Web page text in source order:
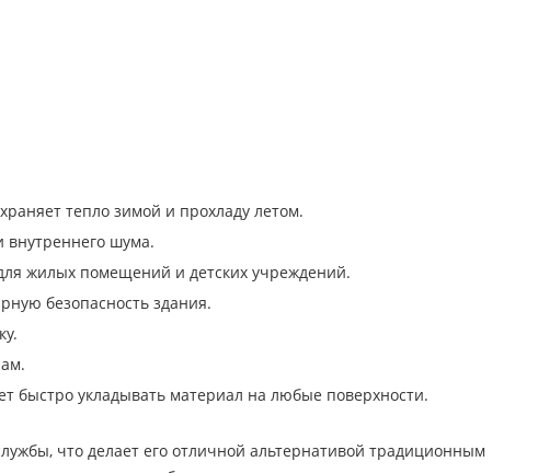
тепло зимой и прохладу летом.
внутреннего шума.
жилых помещений и детских учреждений.
безопасность здания.
быстро укладывать материал на любые поверхности.
что делает его отличной альтернативой традиционным